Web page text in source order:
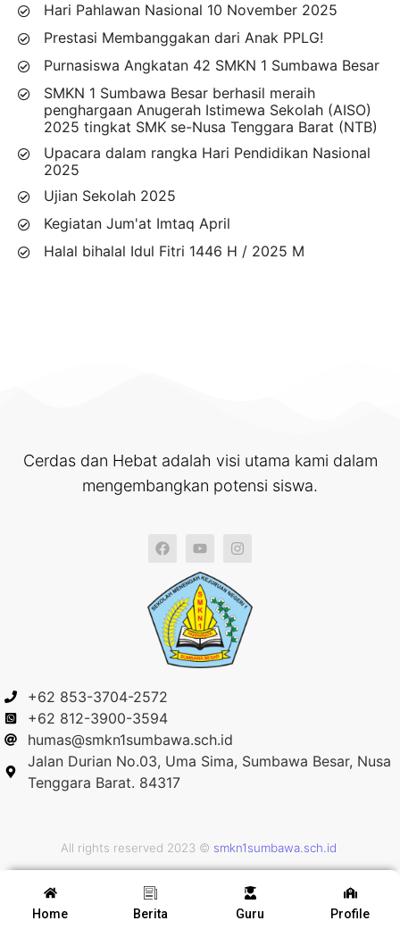
Hari Pahlawan Nasional 10 November 2025
Prestasi Membanggakan dari Anak PPLG!
Purnasiswa Angkatan 42 SMKN 1 Sumbawa Besar
SMKN 1 Sumbawa Besar berhasil meraih
penghargaan Anugerah Istimewa Sekolah (AISO)
2025 tingkat SMK se-Nusa Tenggara Barat (NTB)
Upacara dalam rangka Hari Pendidikan Nasional
2025
Ujian Sekolah 2025
Kegiatan Jum'at Imtaq April
Halal bihalal Idul Fitri 1446 H / 2025 M
Cerdas dan Hebat adalah visi utama kami dalam
mengembangkan potensi siswa.
+62 853-3704-2572
+62 812-3900-3594
humas@smkn1sumbawa.sch.id
Jalan Durian No.03, Uma Sima, Sumbawa Besar, Nusa
Tenggara Barat. 84317
All rights reserved 2023 © smkn1sumbawa.sch.id
Home Berita Guru Profile